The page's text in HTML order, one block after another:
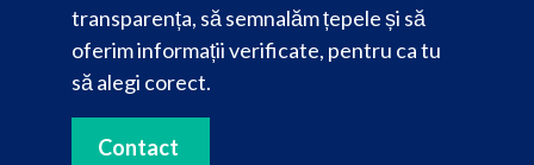
transparența, să semnalăm țepele și să
oferim informații verificate, pentru ca tu
să alegi corect.
Contact